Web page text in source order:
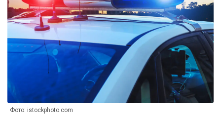
Фото: istockphoto.com